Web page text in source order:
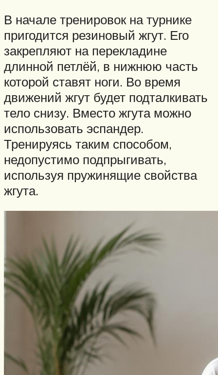
В начале тренировок на турнике
пригодится резиновый жгут. Его
закрепляют на перекладине
длинной петлёй, в нижнюю часть
которой ставят ноги. Во время
движений жгут будет подталкивать
тело снизу. Вместо жгута можно
использовать эспандер.
Тренируясь таким способом,
недопустимо подпрыгивать,
используя пружинящие свойства
жгута.